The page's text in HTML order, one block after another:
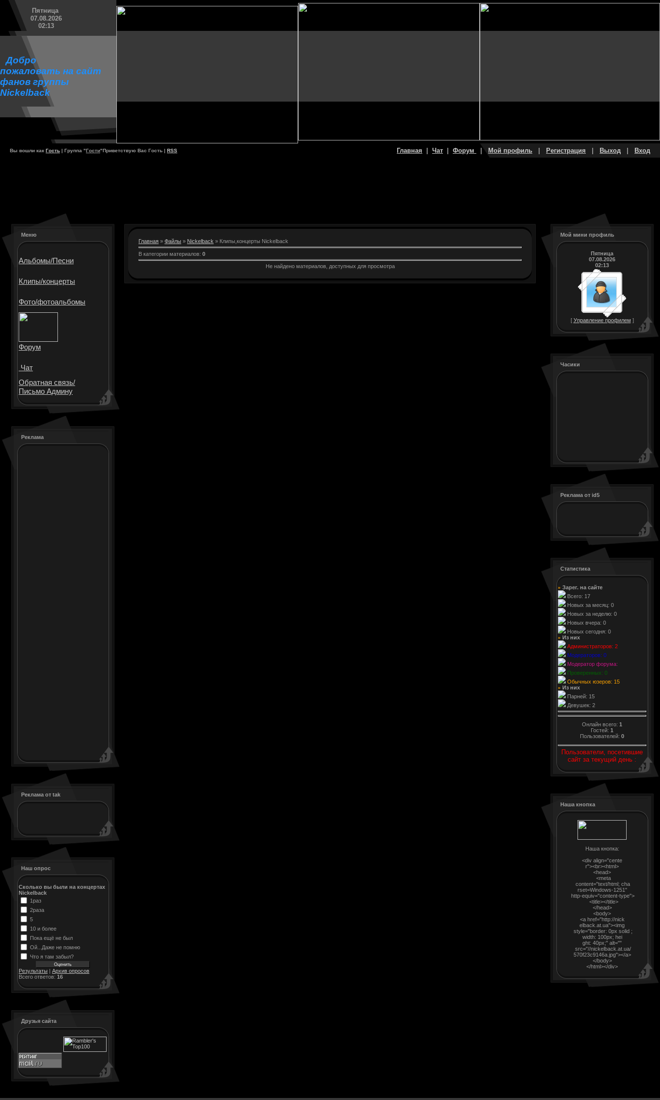
Пятница
07.08.2026
02:13
Добро
пожаловать на сайт
фанов группы
Nickelback
Вы вошли как Гость | Группа "Гости"Приветствую Вас Гость | RSS Главная Чат Форум | Мой профиль Регистрация Выход Вход
Меню
Альбомы/Песни
Клипы/концерты
Фото/фотоальбомы
Форум
Чат
Обратная связь/
Письмо Админу
Реклама
Реклама от tak
Наш опрос
Сколько вы были на концертах
Nickelback
1раз
2раза
5
10 и более
Пока ещё не был
Ой...Даже не помню
Что я там забыл?
Результаты | Архив опросов
Всего ответов: 16
Друзья сайта
Главная » Файлы » Nickelback » Клипы,концерты Nickelback
В категории материалов: 0
Не найдено материалов, доступных для просмотра
Мой мини профиль
Пятница
07.08.2026
02:13
[ Управление профилем ]
Часики
Реклама от id5
Статистика
» Зарег. на сайте
Всего: 17
Новых за месяц: 0
Новых за неделю: 0
Новых вчера: 0
Новых сегодня: 0
» Из них
Администраторов: 2
Модераторов: 0
Модератор форума:
Проверенных: 0
Обычных юзеров: 15
» Из них
Парней: 15
Девушек: 2
Онлайн всего: 1
Гостей: 1
Пользователей: 0
Пользователи, посетившие
сайт за текущий день :
Наша кнопка
Наша кнопка:
<div align="cente
r"><br><html>
<head>
<meta
content="text/html; cha
rset=Windows-1251"
http-equiv="content-type">
<title></title>
</head>
<body>
<a href="http://nick
elback.at.ua"><img
style="border: 0px solid ;
width: 100px; hei
ght: 40px;" alt=""
src="//nickelback.at.ua/
570f23c9146a.jpg"></a>
</body>
</html></div>